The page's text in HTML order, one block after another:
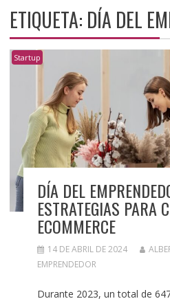
ETIQUETA: DÍA DEL
Startup
DÍA DEL
ESTRATEGIAS PARA
ECOMMERCE
14 DE ABRIL DE 2024
EMPRENDEDOR
Durante 2023, un total de